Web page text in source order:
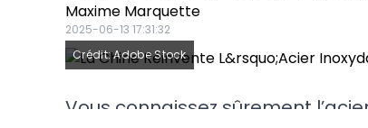
Maxime Marquette
2025-06-13 17:31:32
Crédit: Adobe Stock
Vous connaissez sûrement